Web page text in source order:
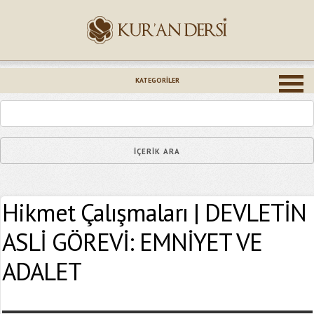
KATEGORILER
Hikmet Çalışmaları | DEVLETİN
ASLİ GÖREVİ: EMNİYET VE
ADALET
Epostanız (*)
Yaşadığınız Hatanın Ayrıntıları